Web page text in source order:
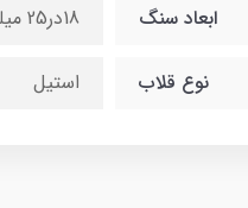
ابعاد سنگ 18در25 میلی متر
نوع قلاب استیل